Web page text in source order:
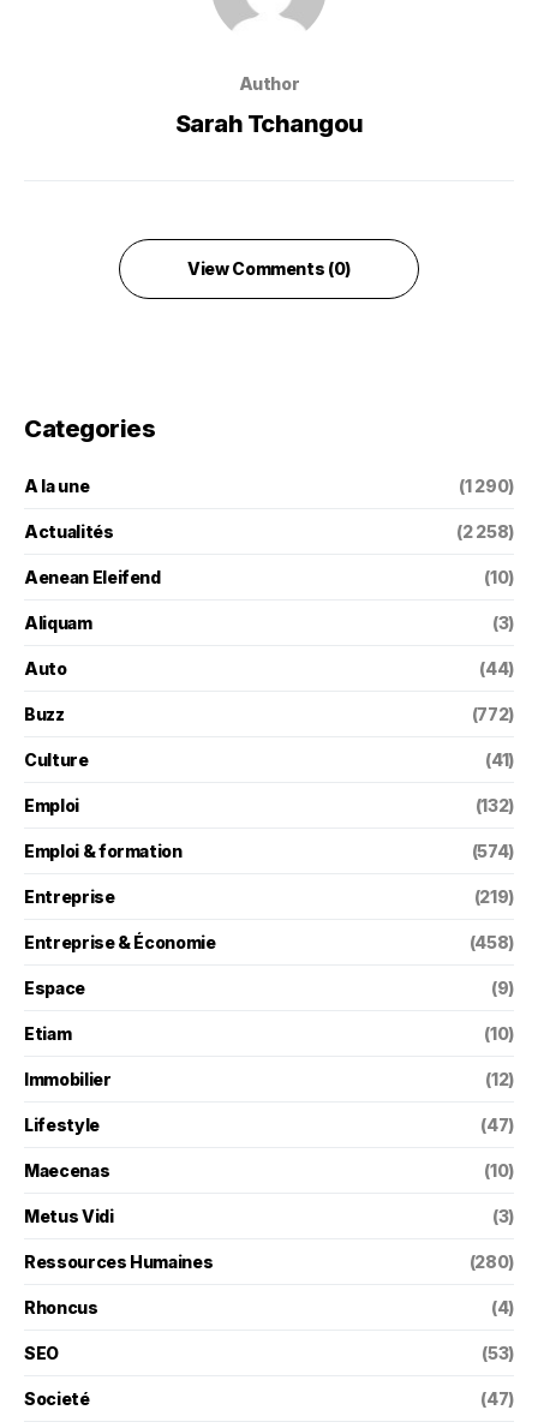
Author
Sarah Tchangou
View Comments (0)
Categories
A la une (1 290)
Actualités (2 258)
Aenean Eleifend (10)
Aliquam (3)
Auto (44)
Buzz (772)
Culture (41)
Emploi (132)
Emploi & formation (574)
Entreprise (219)
Entreprise & Économie (458)
Espace (9)
Etiam (10)
Immobilier (12)
Lifestyle (47)
Maecenas (10)
Metus Vidi (3)
Ressources Humaines (280)
Rhoncus (4)
SEO (53)
Societé (47)